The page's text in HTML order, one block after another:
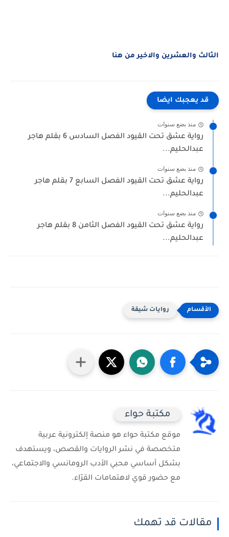
الثالث والعشرين والاخير من هنا
قد يعجبك ايضا
منذ بضع سنوات
رواية عشق تحت القيود الفصل السادس 6 بقلم هاجر
عبدالحليم...
منذ بضع سنوات
رواية عشق تحت القيود الفصل السابع 7 بقلم هاجر
عبدالحليم...
منذ بضع سنوات
رواية عشق تحت القيود الفصل الثامن 8 بقلم هاجر
عبدالحليم...
روايات شيقة
مكتبة حواء
موقع مكتبة حواء هو منصة إلكترونية عربية
متخصصة في نشر الروايات والقصص، ويستهدف
بشكل أساسي محبي الأدب الرومانسي والاجتماعي،
مع حضور قوي لاهتمامات القرّاء.
مقالات قد تهمك